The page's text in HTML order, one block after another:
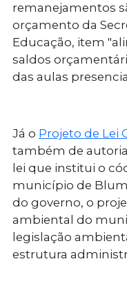
remanejamentos
orçamento da
Educação, item
saldos
das aulas
Já o Projeto de Lei
também de
lei que institui o
município de
do governo, o
ambiental do
legislação
estrutura